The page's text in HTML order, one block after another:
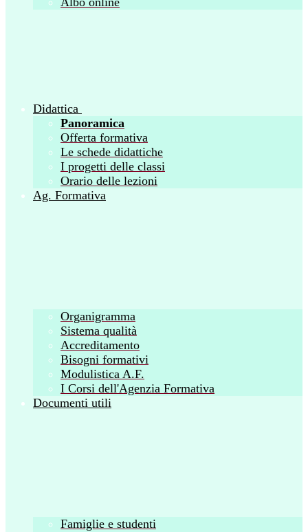
Didattica
Panoramica
Offerta formativa
Le schede didattiche
I progetti delle classi
Orario delle lezioni
Ag. Formativa
Organigramma
Sistema qualità
Accreditamento
Bisogni formativi
Modulistica A.F.
I Corsi dell'Agenzia Formativa
Documenti utili
Famiglie e studenti